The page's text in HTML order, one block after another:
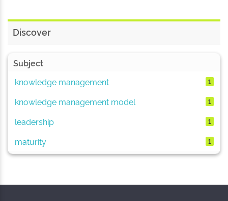
Discover
Subject
knowledge management
1
knowledge management model 1
leadership 1
maturity 1